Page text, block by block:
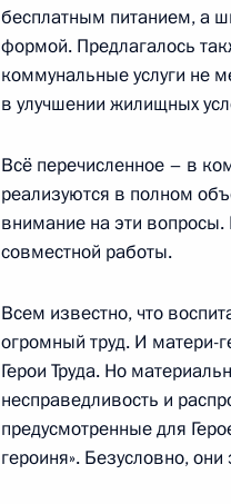
Совещание по
16 ноября 2018 года, 16:50
Встреча с врио главы
10 июля 2018 года, 14:15
Рабочая встреча с
Васильевым
бесплатным питанием, а
формой. Предлагалось
коммунальные услуги не
в улучшении жилищных
Всё перечисленное – в
реализуются в полном
внимание на эти
совместной работы.
Всем известно, что
огромный труд. И матери-
Герои Труда. Но
несправедливость и
предусмотренные для
героиня». Безусловно, они